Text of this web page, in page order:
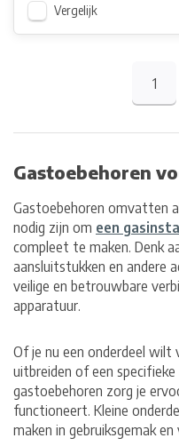
Vergelijk
1
Gastoebehoren
Gastoebehoren omvatten
nodig zijn om een
compleet te maken. Denk
aansluitstukken en andere
veilige en betrouwbare
apparatuur.
Of je nu een onderdeel
uitbreiden of een
gastoebehoren zorg je
functioneert. Kleine
maken in gebruiksgemak en